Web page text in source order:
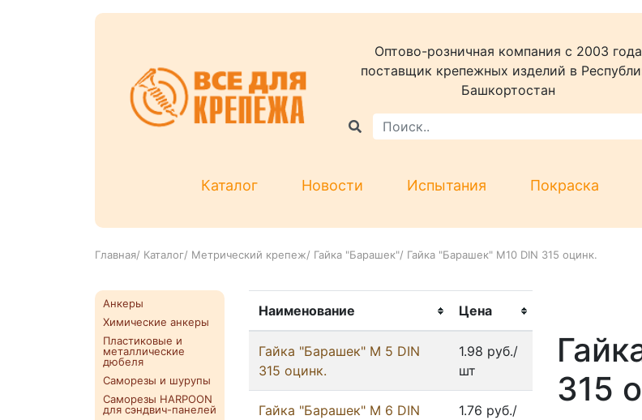
Оптово-розничная компания c 2003 года
поставщик крепежных изделий в
Башкортостан
Каталог Новости Испытания Покраска
Главная/ Каталог/ Метрический крепеж/ Гайка "Барашек"/ Гайка "Барашек" М10 DIN 315 оцинк.
Анкеры
Химические анкеры
Пластиковые и
металлические
дюбеля
Саморезы и шурупы
Саморезы HARPOON
для сэндвич-панелей
Наименование Цена
Гайка "Барашек" М 5 DIN
315 оцинк.
1.98 руб./
шт
Гайка "Барашек" М 6 DIN
1.76 руб./
315